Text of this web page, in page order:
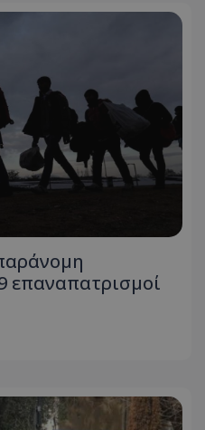
επαναπατρισμοί